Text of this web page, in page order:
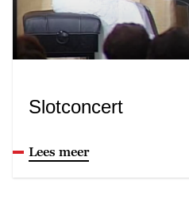
Slotconcert
Lees meer